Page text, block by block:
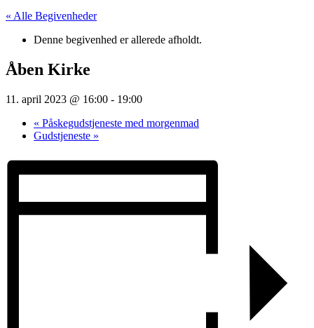
« Alle Begivenheder
Denne begivenhed er allerede afholdt.
Åben Kirke
11. april 2023 @ 16:00 - 19:00
« Påskegudstjeneste med morgenmad
Gudstjeneste »